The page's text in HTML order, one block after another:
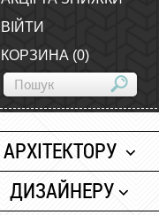
ВІЙТИ
КОРЗИНА (0)
АРХІТЕКТОРУ
Папір
ДИЗАЙНЕРУ